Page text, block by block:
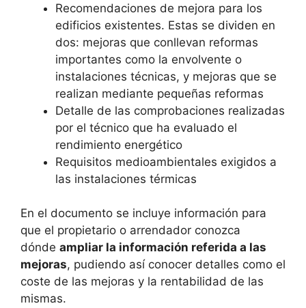
Recomendaciones de mejora para los
edificios existentes. Estas se dividen en
dos: mejoras que conllevan reformas
importantes como la envolvente o
instalaciones técnicas, y mejoras que se
realizan mediante pequeñas reformas
Detalle de las comprobaciones realizadas
por el técnico que ha evaluado el
rendimiento energético
Requisitos medioambientales exigidos a
las instalaciones térmicas
En el documento se incluye información para
que el propietario o arrendador conozca
dónde ampliar la información referida a las
mejoras, pudiendo así conocer detalles como el
coste de las mejoras y la rentabilidad de las
mismas.